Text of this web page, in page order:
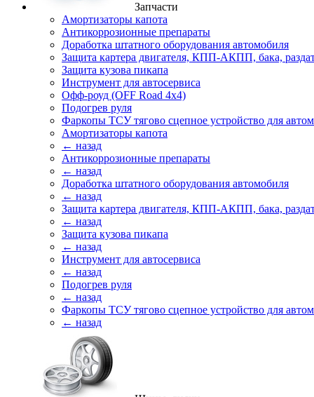
Запчасти
Амортизаторы капота
Антикоррозионные препараты
Доработка штатного оборудования автомобиля
Защита картера двигателя, КПП-АКПП, бака,
Защита кузова пикапа
Инструмент для автосервиса
Офф-роуд (OFF Road 4x4)
Подогрев руля
Фаркопы ТСУ тягово сцепное устройство для
Амортизаторы капота
← назад
Антикоррозионные препараты
← назад
Доработка штатного оборудования автомобиля
← назад
Защита картера двигателя, КПП-АКПП, бака,
← назад
Защита кузова пикапа
← назад
Инструмент для автосервиса
← назад
Подогрев руля
← назад
Фаркопы ТСУ тягово сцепное устройство для
← назад